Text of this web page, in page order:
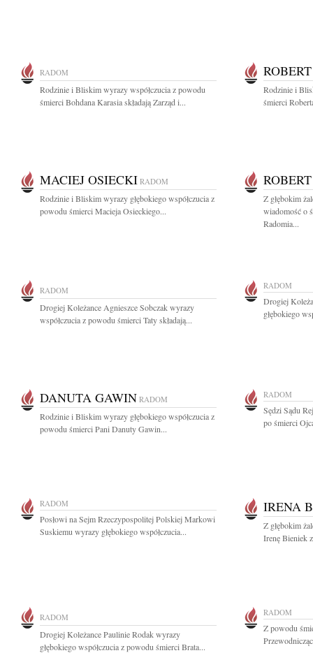
RADOM
Rodzinie i Bliskim wyrazy współczucia z powodu
śmierci Bohdana Karasia składają Zarząd i...
Rodzinie i
śmierci
MACIEJ OSIECKI RADOM
Rodzinie i Bliskim wyrazy głębokiego współczucia z
powodu śmierci Macieja Osieckiego...
Z głębokim
wiadomość o
Radomia...
RADOM
Drogiej Koleżance Agnieszce Sobczak wyrazy
współczucia z powodu śmierci Taty składają...
RADOM
Drogiej
głębokiego
DANUTA GAWIN RADOM
Rodzinie i Bliskim wyrazy głębokiego współczucia z
powodu śmierci Pani Danuty Gawin...
RADOM
Sędzi Sądu
po śmierci
RADOM
Posłowi na Sejm Rzeczypospolitej Polskiej Markowi
Suskiemu wyrazy głębokiego współczucia...
IRENA
Z głębokim
Irenę Bieniek
RADOM
Drogiej Koleżance Paulinie Rodak wyrazy
głębokiego współczucia z powodu śmierci Brata...
RADOM
Z powodu